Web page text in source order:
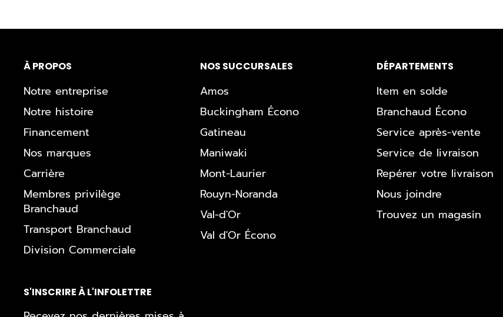
À PROPOS
Notre entreprise
Notre histoire
Financement
Nos marques
Carrière
Membres privilège
Branchaud
Transport Branchaud
Division Commerciale
NOS SUCCURSALES
Amos
Buckingham Écono
Gatineau
Maniwaki
Mont-Laurier
Rouyn-Noranda
Val-d'Or
Val d'Or Écono
DÉPARTEMENTS
Item en solde
Branchaud Écono
Service après-vente
Service de livraison
Repérer votre livraison
Nous joindre
Trouvez un magasin
S'INSCRIRE À L'INFOLETTRE